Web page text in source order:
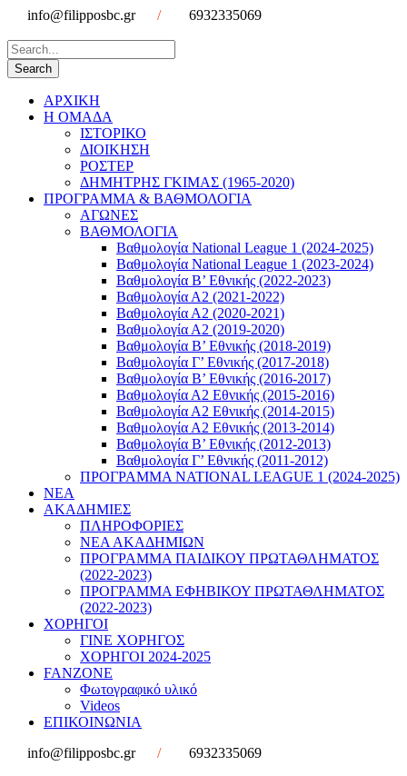
info@filipposbc.gr / 6932335069
ΑΡΧΙΚΗ
Η ΟΜΑΔΑ
ΙΣΤΟΡΙΚΟ
ΔΙΟΙΚΗΣΗ
ΡΟΣΤΕΡ
ΔΗΜΗΤΡΗΣ ΓΚΙΜΑΣ (1965-2020)
ΠΡΟΓΡΑΜΜΑ & ΒΑΘΜΟΛΟΓΙΑ
ΑΓΩΝΕΣ
ΒΑΘΜΟΛΟΓΙΑ
Βαθμολογία National League 1 (2024-2025)
Βαθμολογία National League 1 (2023-2024)
Βαθμολογία Β’ Εθνικής (2022-2023)
Βαθμολογία Α2 (2021-2022)
Βαθμολογία Α2 (2020-2021)
Βαθμολογία Α2 (2019-2020)
Βαθμολογία B’ Εθνικής (2018-2019)
Βαθμολογία Γ’ Εθνικής (2017-2018)
Βαθμολογία Β’ Εθνικής (2016-2017)
Βαθμολογία Α2 Εθνικής (2015-2016)
Βαθμολογία Α2 Εθνικής (2014-2015)
Βαθμολογία Α2 Εθνικής (2013-2014)
Βαθμολογία Β’ Εθνικής (2012-2013)
Βαθμολογία Γ’ Εθνικής (2011-2012)
ΠΡΟΓΡΑΜΜΑ NATIONAL LEAGUE 1 (2024-2025)
ΝΕΑ
ΑΚΑΔΗΜΙΕΣ
ΠΛΗΡΟΦΟΡΙΕΣ
ΝΕΑ ΑΚΑΔΗΜΙΩΝ
ΠΡΟΓΡΑΜΜΑ ΠΑΙΔΙΚΟΥ ΠΡΩΤΑΘΛΗΜΑΤΟΣ
(2022-2023)
ΠΡΟΓΡΑΜΜΑ ΕΦΗΒΙΚΟΥ ΠΡΩΤΑΘΛΗΜΑΤΟΣ
(2022-2023)
ΧΟΡΗΓΟΙ
ΓΙΝΕ ΧΟΡΗΓΟΣ
ΧΟΡΗΓΟΙ 2024-2025
FANZONE
Φωτογραφικό υλικό
Videos
ΕΠΙΚΟΙΝΩΝΙΑ
info@filipposbc.gr
/ 6932335069